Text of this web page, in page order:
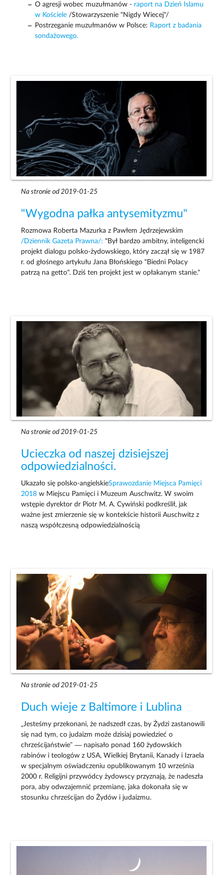
O agresji wobec muzułmanów - raport na Dzień Islamu
w Kościele /Stowarzyszenie "Nigdy Wiecej"/
Postrzeganie muzułmanów w Polsce: Raport z badania
sondażowego.
Na stronie od 2019-01-25
"Wygodna pałka antysemityzmu"
Rozmowa Roberta Mazurka z Pawłem Jędrzejewskim
/Dziennik Gazeta Prawna/: "Był bardzo ambitny, inteligencki
projekt dialogu polsko-żydowskiego, który zaczął się w 1987
r. od głośnego artykułu Jana Błońskiego "Biedni Polacy
patrzą na getto". Dziś ten projekt jest w opłakanym stanie."
Na stronie od 2019-01-25
Ucieczka od naszej dzisiejszej
odpowiedzialności.
Ukazało się polsko-angielskieSprawozdanie Miejsca Pamięci
2018 w Miejscu Pamięci i Muzeum Auschwitz. W swoim
wstępie dyrektor dr Piotr M. A. Cywiński podkreślił, jak
ważne jest zmierzenie się w kontekście historii Auschwitz z
naszą współczesną odpowiedzialnością
Na stronie od 2019-01-25
Duch wieje z Baltimore i Lublina
„Jesteśmy przekonani, że nadszedł czas, by Żydzi zastanowili
się nad tym, co judaizm może dzisiaj powiedzieć o
chrześcijaństwie” — napisało ponad 160 żydowskich
rabinów i teologów z USA, Wielkiej Brytanii, Kanady i Izraela
w specjalnym oświadczeniu opublikowanym 10 września
2000 r. Religijni przywódcy żydowscy przyznają, że nadeszła
pora, aby odwzajemnić przemianę, jaka dokonała się w
stosunku chrześcijan do Żydów i judaizmu.